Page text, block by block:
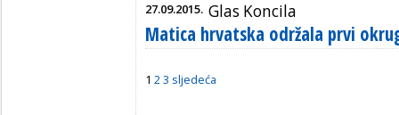
27.09.2015. Glas Koncila
Matica hrvatska održala prvi
1 2 3 sljedeća